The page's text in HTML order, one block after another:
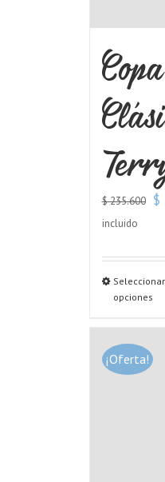
Copa
$235.600 $
incluido
Seleccionar
opciones
¡Oferta!